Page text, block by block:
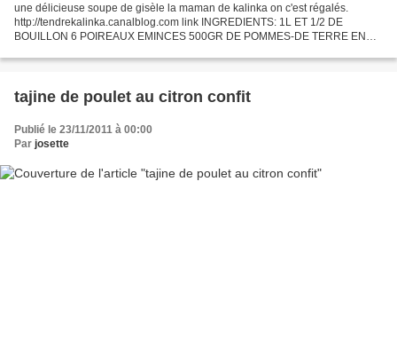
une délicieuse soupe de gisèle la maman de kalinka on c'est régalés.
http://tendrekalinka.canalblog.com link INGREDIENTS: 1L ET 1/2 DE
BOUILLON 6 POIREAUX EMINCES 500GR DE POMMES-DE TERRE EN
DE...
tajine de poulet au citron confit
Publié le 23/11/2011 à 00:00
Par josette